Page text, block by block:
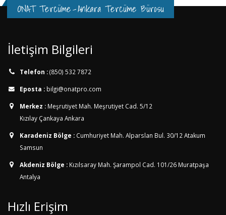
ONAT Tercüme-Ankara Tercüme Bürosu
İletişim Bilgileri
Telefon :(850) 532 7872
Eposta : bilgi@onatpro.com
Merkez : Meşrutiyet Mah. Meşrutiyet Cad. 5/12
Kızılay Çankaya Ankara
Karadeniz Bölge : Cumhuriyet Mah. Alparslan Bul. 30/12 Atakum
Samsun
Akdeniz Bölge : Kızılsaray Mah. Şarampol Cad. 101/26 Muratpaşa
Antalya
Hızlı Erişim